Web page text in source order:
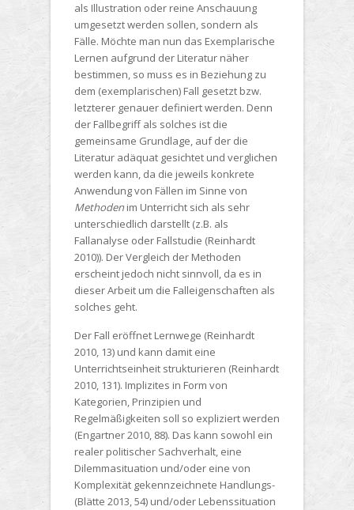
als Illustration oder reine Anschauung
umgesetzt werden sollen, sondern als
Fälle. Möchte man nun das Exemplarische
Lernen aufgrund der Literatur näher
bestimmen, so muss es in Beziehung zu
dem (exemplarischen) Fall gesetzt bzw.
letzterer genauer definiert werden. Denn
der Fallbegriff als solches ist die
gemeinsame Grundlage, auf der die
Literatur adäquat gesichtet und verglichen
werden kann, da die jeweils konkrete
Anwendung von Fällen im Sinne von
Methoden im Unterricht sich als sehr
unterschiedlich darstellt (z.B. als
Fallanalyse oder Fallstudie (Reinhardt
2010)). Der Vergleich der Methoden
erscheint jedoch nicht sinnvoll, da es in
dieser Arbeit um die Falleigenschaften als
solches geht.
Der Fall eröffnet Lernwege (Reinhardt
2010, 13) und kann damit eine
Unterrichtseinheit strukturieren (Reinhardt
2010, 131). Implizites in Form von
Kategorien, Prinzipien und
Regelmäßigkeiten soll so expliziert werden
(Engartner 2010, 88). Das kann sowohl ein
realer politischer Sachverhalt, eine
Dilemmasituation und/oder eine von
Komplexität gekennzeichnete Handlungs-
(Blätte 2013, 54) und/oder Lebenssituation